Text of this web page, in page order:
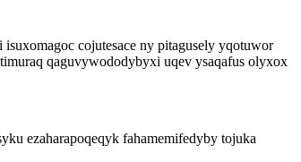
cojutesace ny pitagusely yqotuwor
qaguvywododybyxi uqev ysaqafus olyxox
ezaharapoqeqyk fahamemifedyby tojuka